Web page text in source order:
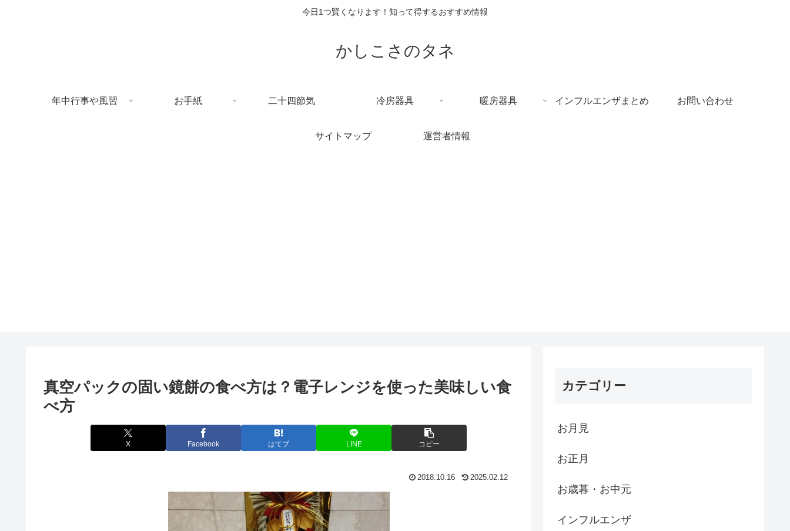
今日1つ賢くなります！知って得するおすすめ情報
かしこさのタネ
年中行事や風習 お手紙 二十四節気 冷房器具 暖房器具 インフルエンザまとめ お問い合わせ
サイトマップ 運営者情報
真空パックの固い鏡餅の食べ方は？電子レンジを使った美味しい食
べ方
X Facebook はてブ LINE コピー
2018.10.16 2025.02.12
カテゴリー
お月見
お正月
お歳暮・お中元
インフルエンザ